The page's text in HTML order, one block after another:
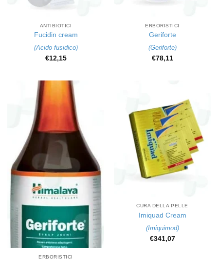
ANTIBIOTICI
Fucidin cream
(Acido fusidico)
€12,15
ERBORISTICI
Geriforte
(Geriforte)
€78,11
ERBORISTICI
CURA DELLA PELLE
Imiquad Cream
(Imiquimod)
€341,07